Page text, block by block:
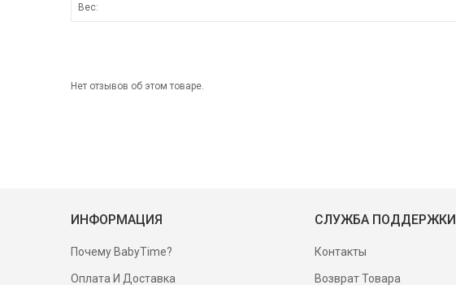
Вес:
Нет отзывов об этом товаре.
ИНФОРМАЦИЯ
Почему BabyTime?
Оплата И Доставка
СЛУЖБА ПОДДЕРЖКИ
Контакты
Возврат Товара